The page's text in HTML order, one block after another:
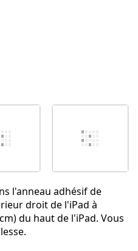
l'anneau adhésif de
droit de l'iPad à
du haut de l'iPad. Vous